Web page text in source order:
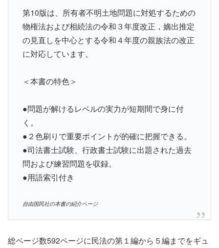
第10版は、所有者不明土地問題に対処するための
物権法および相続法の令和３年度改正，嫡出推定
の見直しを中心とする令和４年度の親族法の改正
に対応しています。
＜本書の特色＞
●問題が解けるレベルの実力が短期間で身に付
く。
●２色刷りで重要ポイントが的確に把握できる。
●司法書士試験、行政書士試験に出題された過去
問および練習問題を収録。
●用語索引付き
自由国民社の本書の紹介ページ
総ページ数592ページに民法の第１編から５編までをギュ